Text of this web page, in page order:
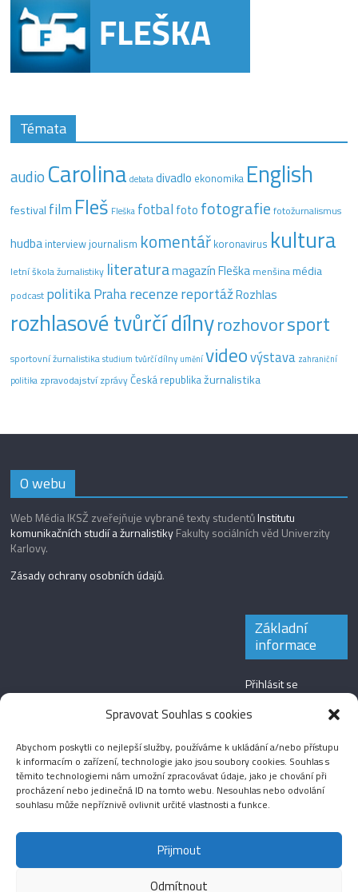
Spravovat Souhlas s cookies
Abychom poskytli co nejlepší služby, používáme k ukládání a/nebo přístupu
k informacím o zařízení, technologie jako jsou soubory cookies. Souhlas s
těmito technologiemi nám umožní zpracovávat údaje, jako je chování při
procházení nebo jedinečná ID na tomto webu. Nesouhlas nebo odvolání
souhlasu může nepříznivě ovlivnit určité vlastnosti a funkce.
Přijmout
Odmítnout
Témata
audio Carolina debata divadlo ekonomika English
festival film Fleš Fleška fotbal foto fotografie fotožurnalismus
hudba interview journalism komentář koronavirus kultura
letní škola žurnalistiky literaturamagazín Fleška menšinamédia
podcast politikaPraharecenzereportážRozhlas
rozhlasové tvůrčí dílnyrozhovorsport
sportovní žurnalistika studium tvůrčí dílny uměnívideovýstava zahraniční
politika zpravodajstvízprávyČeská republikažurnalistika
O webu
Web Média IKSŽ zveřejňuje vybrané texty studentůInstitutu
komunikačních studií a žurnalistikyFakulty sociálních věd Univerzity
Karlovy.
Zásady ochrany osobních údajů.
Základní
informace
Přihlásit se
Zdroj kanálů
Kanál komentářů
Česká lokalizace
Fotografie Audio